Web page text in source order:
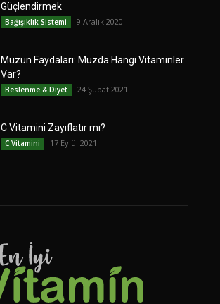
Güçlendirmek
Bağışıklık Sistemi 9 Aralık 2020
Muzun Faydaları: Muzda Hangi Vitaminler
Var?
Beslenme & Diyet 24 Şubat 2021
C Vitamini Zayıflatır mı?
C Vitamini 17 Eylül 2021